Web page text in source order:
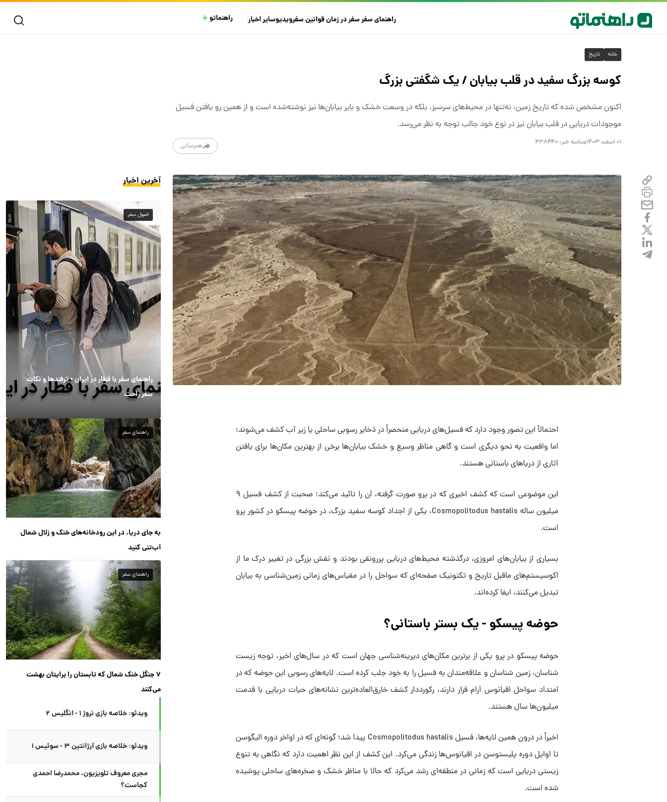
راهنمای سفرسفر در زمانقوانین سفرویدیوسایراخبار راهنماتو
خانه تاریخ
کوسه بزرگ سفید در قلب بیابان / یک شگفتی بزرگ
اکنون مشخص شده که تاریخ زمین، نه‌تنها در محیط‌های سرسبز، بلکه در وسعت خشک و بایر بیابان‌ها نیز نوشته‌شده است و از همین رو یافتن فسیل
موجودات دریایی در قلب بیابان نیز در نوع خود جالب توجه به نظر می‌رسد.
۰۱ اسفند ۱۴۰۳ شناسه خبر: ۴۳۸۴۴۰ همرسانی
احتمالاً این تصور وجود دارد که فسیل‌های دریایی منحصراً در ذخایر رسوبی ساحلی یا زیر آب کشف می‌شوند؛
اما واقعیت به نحو دیگری است و گاهی مناظر وسیع و خشک بیابان‌ها برخی از بهترین مکان‌ها برای یافتن
آثاری از دریاهای باستانی هستند.
این موضوعی است که کشف اخیری که در پرو صورت گرفته، آن را تائید می‌کند؛ صحبت از کشف فسیل ۹
میلیون ساله Cosmopolitodus hastalis، یکی از اجداد کوسه سفید بزرگ، در حوضه پیسکو در کشور پرو
است.
بسیاری از بیابان‌های امروزی، درگذشته محیط‌های دریایی پررونقی بودند و نقش بزرگی در تغییر درک ما از
اکوسیستم‌های ماقبل تاریخ و تکتونیک صفحه‌ای که سواحل را در مقیاس‌های زمانی زمین‌شناسی به بیابان
تبدیل می‌کنند، ایفا کرده‌اند.
حوضه پیسکو - یک بستر باستانی؟
حوضه پیسکو در پرو یکی از برترین مکان‌های دیرینه‌شناسی جهان است که در سال‌های اخیر، توجه زیست
شناسان، زمین شناسان و علاقه‌مندان به فسیل را به خود جلب کرده است. لایه‌های رسوبی این حوضه که در
امتداد سواحل اقیانوس آرام قرار دارند، رکورددار کشف خارق‌العاده‌ترین نشانه‌های حیات دریایی با قدمت
میلیون‌ها سال هستند.
اخیراً در درون همین لایه‌ها، فسیل Cosmopolitodus hastalis پیدا شد؛ گونه‌ای که در اواخر دوره الیگوسن
تا اوایل دوره پلیستوسن در اقیانوس‌ها زندگی می‌کرد. این کشف از این نظر اهمیت دارد که نگاهی به تنوع
زیستی دریایی است که زمانی در منطقه‌ای رشد می‌کرد که حالا با مناظر خشک و صخره‌های ساحلی پوشیده
شده است.
آخرین اخبار
اصول سفر
راهنمای سفر با قطار در ایران + ترفندها و نکات
سفر راحت
راهنمای سفر
به جای دریا، در این رودخانه‌های خنک و زلال شمال
آب‌تنی کنید
راهنمای سفر
۷ جنگل خنک شمال که تابستان را برایتان بهشت
می‌کنند
ویدئو: خلاصه بازی نروژ ۱ - انگلیس ۲
ویدئو: خلاصه بازی آرژانتین ۳ - سوئیس ۱
مجری معروف تلویزیون، محمدرضا احمدی
کجاست؟